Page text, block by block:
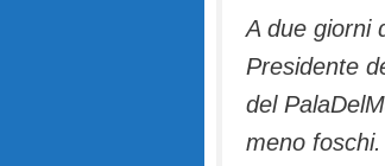
A due giorni
Presidente
del
meno